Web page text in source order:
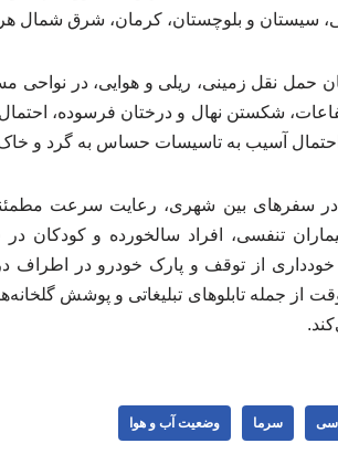
سیستان و بلوچستان، کرمان، شرق شمال
حمل نقل زمینی، ریلی و هوایی، در
شکستن نهال و درختان فرسوده،
و احتمال آسیب به تاسیسات حساس به گرد
سفرهای بین شهری، رعایت سرعت
تنفسی، افراد سالخورده و
خودداری از توقف و پارک خودرو در اطراف
از جمله تابلوهای تبلیغاتی و پوشش
سرما وضعیت آب و هوا